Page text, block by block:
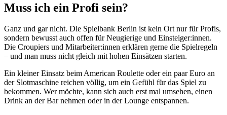
Muss ich ein Profi sein?
Ganz und gar nicht. Die Spielbank Berlin ist kein Ort nur für Profis,
sondern bewusst auch offen für Neugierige und Einsteiger:innen.
Die Croupiers und Mitarbeiter:innen erklären gerne die Spielregeln
– und man muss nicht gleich mit hohen Einsätzen starten.
Ein kleiner Einsatz beim American Roulette oder ein paar Euro an
der Slotmaschine reichen völlig, um ein Gefühl für das Spiel zu
bekommen. Wer möchte, kann sich auch erst mal umsehen, einen
Drink an der Bar nehmen oder in der Lounge entspannen.